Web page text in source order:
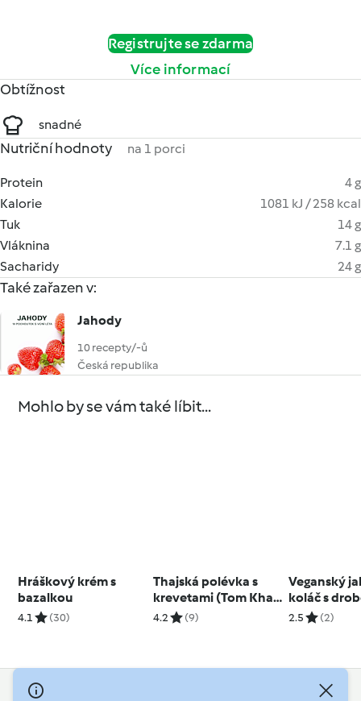
Registrujte se zdarma
Více informací
Obtížnost
snadné
Nutriční hodnoty na 1 porci
Protein
4 g
Kalorie
1081 kJ / 258 kcal
Tuk
14 g
Vláknina
7.1 g
Sacharidy
24 g
Také zařazen v:
Jahody
10 recepty/-ů
Česká republika
Mohlo by se vám také líbit...
Hráškový krém s
bazalkou
4.1 (30)
Thajská polévka s
krevetami (Tom Kha
Goong)
4.2 (9)
Veganský
koláč s
2.5 (2)
© Copyright 2026